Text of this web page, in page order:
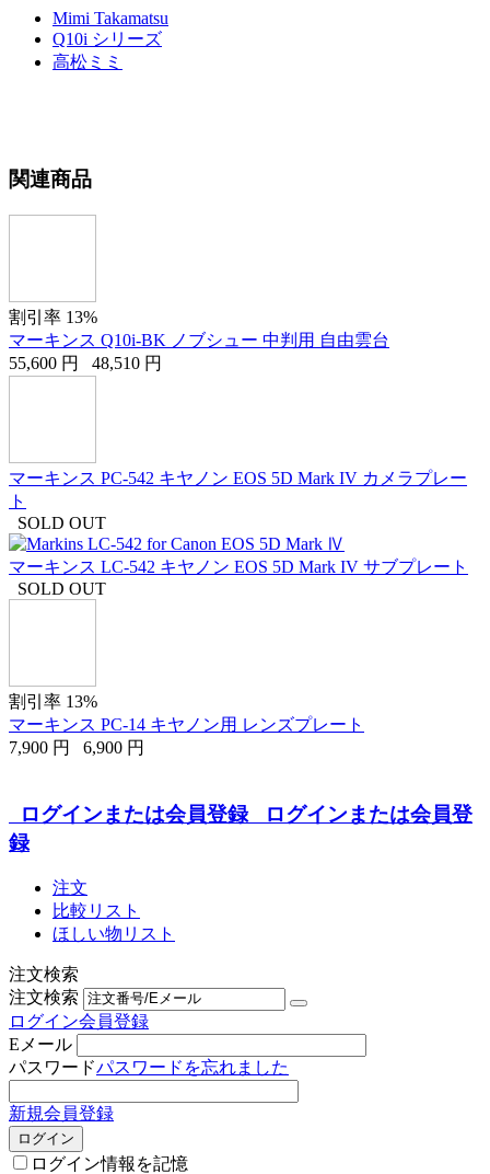
Mimi Takamatsu
Q10i シリーズ
高松ミミ
関連商品
割引率 13%
マーキンス Q10i-BK ノブシュー 中判用 自由雲台
55,600 円 48,510 円
マーキンス PC-542 キヤノン EOS 5D Mark IV カメラプレー
ト
SOLD OUT
マーキンス LC-542 キヤノン EOS 5D Mark IV サブプレート
SOLD OUT
割引率 13%
マーキンス PC-14 キヤノン用 レンズプレート
7,900 円 6,900 円
ログインまたは会員登録
ログインまたは会員登
録
注文
比較リスト
ほしい物リスト
注文検索
注文検索
ログイン会員登録
Eメール
パスワードパスワードを忘れました
新規会員登録
ログイン
ログイン情報を記憶